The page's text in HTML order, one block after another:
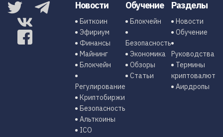
Новости
Биткоин
Эфириум
Финансы
Майнинг
Блокчейн
Регулирование
Криптобиржи
Безопасность
Альткоины
ICO
Обучение
Блокчейн
Безопасность
Экономика
Обзоры
Статьи
Разделы
Новости
Обучение
Руководства
Термины
криптовалют
Аирдропы